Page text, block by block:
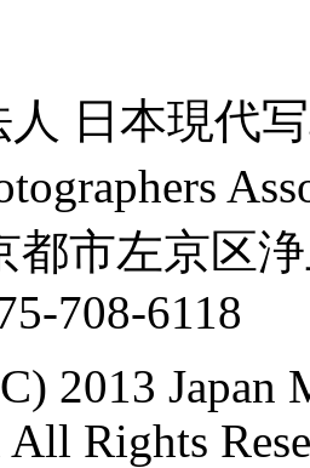
日本現代
都市左京区
708-6118
2013 Japan
Rights